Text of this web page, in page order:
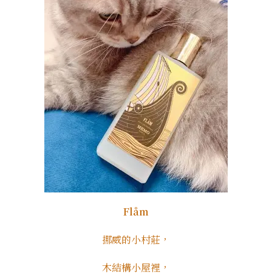
Flåm
挪威的小村莊，
木結構小屋裡，